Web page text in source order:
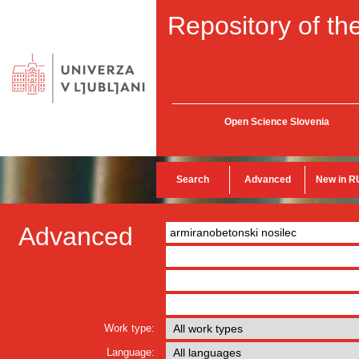
Repository of
Open Science Slovenia
Search Advanced New in
Advanced
Work type:
Language: